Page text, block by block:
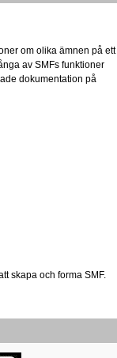
om olika ämnen på ett
av SMFs funktioner
dokumentation på
skapa och forma SMF.